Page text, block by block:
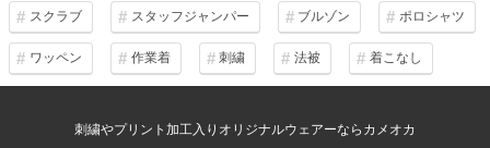
スクラブ スタッフジャンパー ブルゾン ポロシャツ
ワッペン 作業着 刺繍 法被 着こなし
刺繍やプリント加工入りオリジナルウェアーならカメオカ